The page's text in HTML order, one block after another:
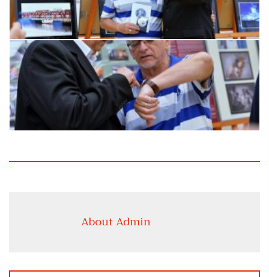
About Admin